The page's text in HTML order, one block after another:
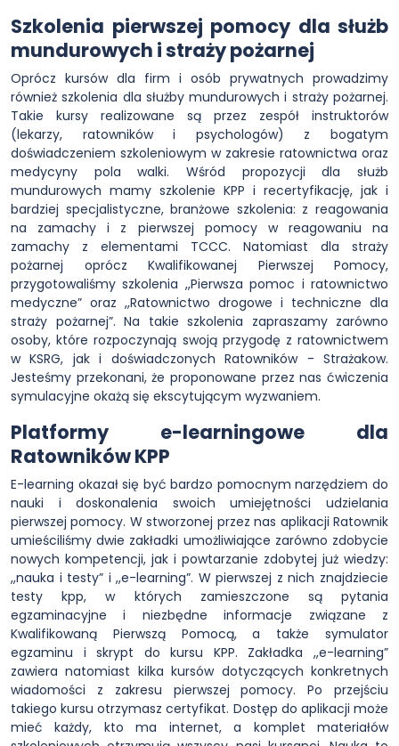
Szkolenia pierwszej pomocy dla służb
mundurowych i straży pożarnej
Oprócz kursów dla firm i osób prywatnych prowadzimy
również szkolenia dla służby mundurowych i straży pożarnej.
Takie kursy realizowane są przez zespół instruktorów
(lekarzy, ratowników i psychologów) z bogatym
doświadczeniem szkoleniowym w zakresie ratownictwa oraz
medycyny pola walki. Wśród propozycji dla służb
mundurowych mamy szkolenie KPP i recertyfikację, jak i
bardziej specjalistyczne, branżowe szkolenia: z reagowania
na zamachy i z pierwszej pomocy w reagowaniu na
zamachy z elementami TCCC. Natomiast dla straży
pożarnej oprócz Kwalifikowanej Pierwszej Pomocy,
przygotowaliśmy szkolenia ,,Pierwsza pomoc i ratownictwo
medyczne” oraz ,,Ratownictwo drogowe i techniczne dla
straży pożarnej”. Na takie szkolenia zapraszamy zarówno
osoby, które rozpoczynają swoją przygodę z ratownictwem
w KSRG, jak i doświadczonych Ratowników - Strażakow.
Jesteśmy przekonani, że proponowane przez nas ćwiczenia
symulacyjne okażą się ekscytującym wyzwaniem.
Platformy e-learningowe dla
Ratowników KPP
E-learning okazał się być bardzo pomocnym narzędziem do
nauki i doskonalenia swoich umiejętności udzielania
pierwszej pomocy. W stworzonej przez nas aplikacji Ratownik
umieściliśmy dwie zakładki umożliwiające zarówno zdobycie
nowych kompetencji, jak i powtarzanie zdobytej już wiedzy:
,,nauka i testy” i ,,e-learning”. W pierwszej z nich znajdziecie
testy kpp, w których zamieszczone są pytania
egzaminacyjne i niezbędne informacje związane z
Kwalifikowaną Pierwszą Pomocą, a także symulator
egzaminu i skrypt do kursu KPP. Zakładka ,,e-learning”
zawiera natomiast kilka kursów dotyczących konkretnych
wiadomości z zakresu pierwszej pomocy. Po przejściu
takiego kursu otrzymasz certyfikat. Dostęp do aplikacji może
mieć każdy, kto ma internet, a komplet materiałów